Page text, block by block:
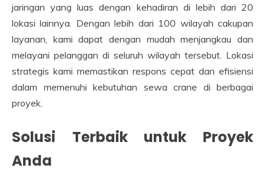
jaringan yang luas dengan kehadiran di lebih dari 20
lokasi lainnya. Dengan lebih dari 100 wilayah cakupan
layanan, kami dapat dengan mudah menjangkau dan
melayani pelanggan di seluruh wilayah tersebut. Lokasi
strategis kami memastikan respons cepat dan efisiensi
dalam memenuhi kebutuhan sewa crane di berbagai
proyek.
Solusi Terbaik untuk Proyek
Anda